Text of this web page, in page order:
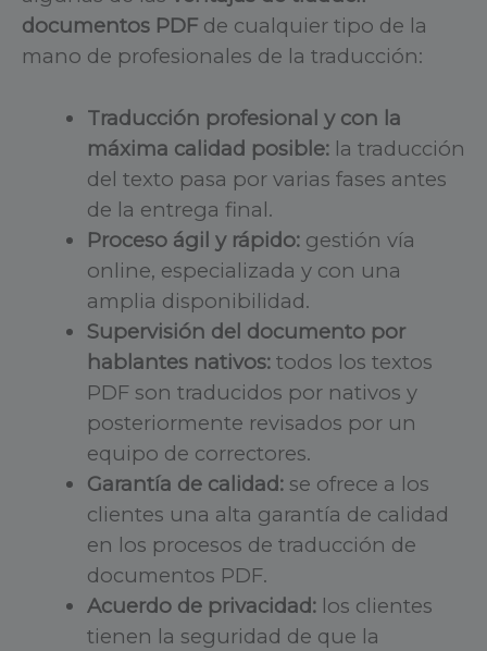
documentos PDF de cualquier tipo de la
mano de profesionales de la traducción:
Traducción profesional y con la
máxima calidad posible: la traducción
del texto pasa por varias fases antes
de la entrega final.
Proceso ágil y rápido: gestión vía
online, especializada y con una
amplia disponibilidad.
Supervisión del documento por
hablantes nativos:todos los textos
PDF son traducidos por nativos y
posteriormente revisados por un
equipo de correctores.
Garantía de calidad: se ofrece a los
clientes una alta garantía de calidad
en los procesos de traducción de
documentos PDF.
Acuerdo de privacidad:los clientes
tienen la seguridad de que la